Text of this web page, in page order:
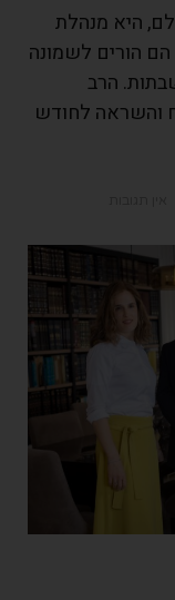
היא מנהלת
הם הורים לשמונה
הרב
והשראה לחודש